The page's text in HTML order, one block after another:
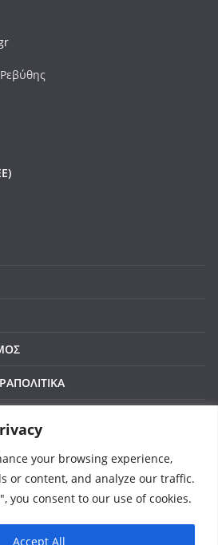
your browsing experience,
or content, and analyze our traffic.
you consent to our use of cookies.
Accept All